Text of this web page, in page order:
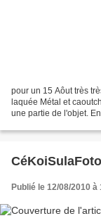
pour un 15 Aôut très
laquée Métal et
une partie de l'objet.
Publié le 12/08/2010 à